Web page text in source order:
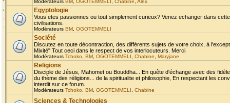
Modérateurs BM OGOTEMMELI Chabine Alex
Egyptologie
Vous etes passionnes ou tout simplement curieux? Venez echanger dans
civilisations.
Modérateurs BM OGOTEMMELI
Société
Discutez en toute décontraction, des différents sujets de votre choix, à
Mixité" Tout ceci dans le respect de vos interlocuteurs. Merci
Modérateurs Tchoko BM OGOTEMMELI Chabine Maryjane
Religions
Disciple de Jésus, Mahomet ou Bouddha... En quête d'échange avec des
du thème des réligions... de la spiritualite et philosophie, En respectant les
interdit sur ce forum.
Modérateurs Tchoko BM OGOTEMMELI Chabine
Sciences & Technologies